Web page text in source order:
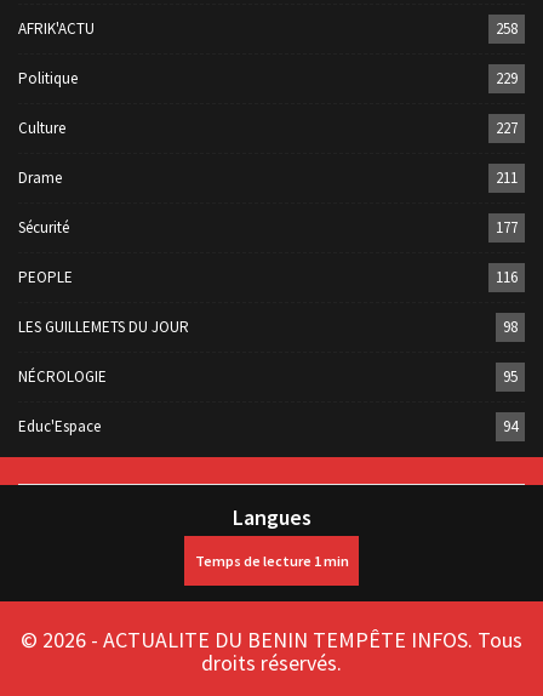
AFRIK'ACTU 258
Politique 229
Culture 227
Drame 211
Sécurité 177
PEOPLE 116
LES GUILLEMETS DU JOUR 98
NÉCROLOGIE 95
Educ'Espace 94
Langues
© 2026 - ACTUALITE DU BENIN TEMPÊTE INFOS. Tous
droits réservés.